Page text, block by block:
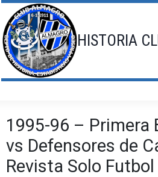
Saltar
al
contenido
HISTORIA
1995-96 – Primera
vs Defensores de
Revista Solo Futbol